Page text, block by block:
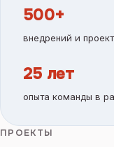
500+
внедрений и
25 лет
опыта команды в
ПРОЕКТЫ